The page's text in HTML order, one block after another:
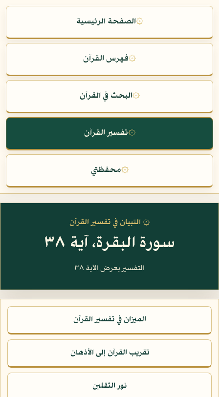
۞الصفحة الرئيسية
۞فهرس القرآن
۞البحث في القرآن
۞تفسير القرآن
۞محفظتي
۞ التبيان في تفسير القرآن
سورة البقرة، آية ٣٨
التفسير يعرض الآية ٣٨
الميزان في تفسير القرآن
تقريب القرآن إلى الأذهان
نور الثقلين